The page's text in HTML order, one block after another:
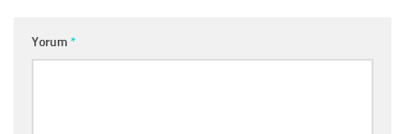
Yorum *